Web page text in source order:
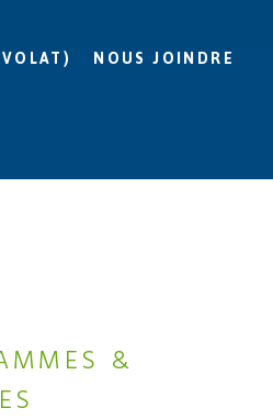
NOUS JOINDRE
&